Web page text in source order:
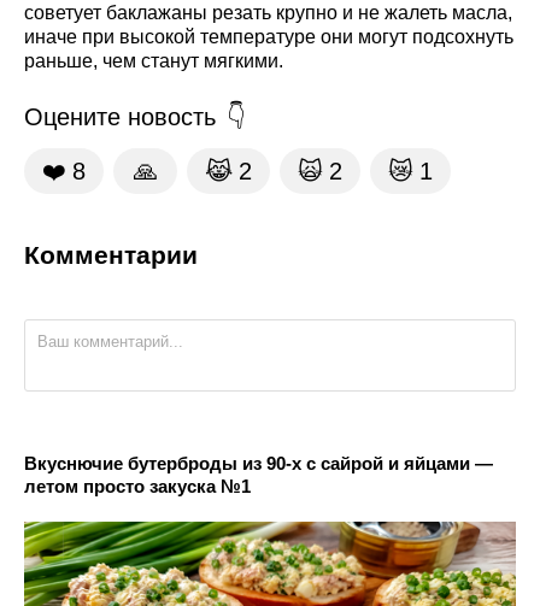
советует баклажаны резать крупно и не жалеть масла,
иначе при высокой температуре они могут подсохнуть
раньше, чем станут мягкими.
Оцените новость
❤️ 8 🙏 😹 2 🙀 2 😿 1
Комментарии
Вкуснючие бутерброды из 90-х с сайрой и яйцами —
летом просто закуска №1